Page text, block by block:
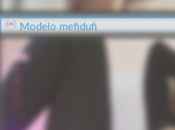
Modelo mefidufi